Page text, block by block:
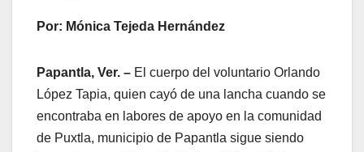
Por: Mónica Tejeda Hernández
Papantla, Ver. – El cuerpo del voluntario Orlando
López Tapia, quien cayó de una lancha cuando se
encontraba en labores de apoyo en la comunidad
de Puxtla, municipio de Papantla sigue siendo